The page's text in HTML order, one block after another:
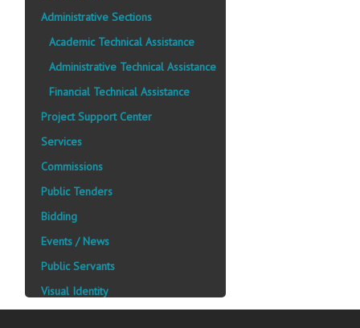
Administrative Sections
Academic Technical Assistance
Administrative Technical Assistance
Financial Technical Assistance
Project Support Center
Services
Commissions
Public Tenders
Bidding
Events / News
Public Servants
Visual Identity